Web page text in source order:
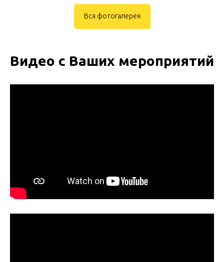
Вся фотогалерея
Видео с Ваших мероприятий